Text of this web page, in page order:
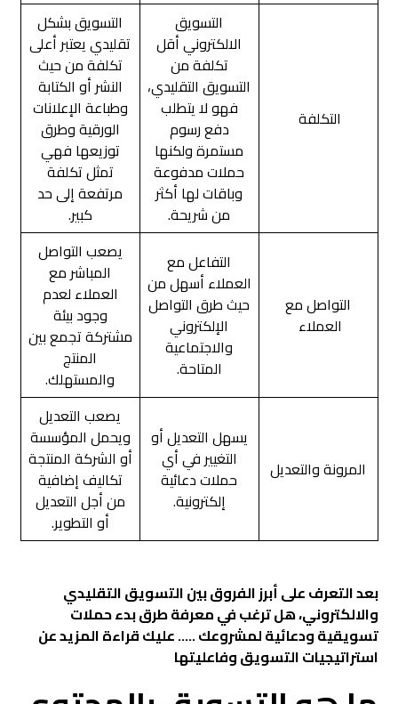
التكلفة
التسويق
الالكتروني أقل
تكلفة من
التسويق التقليدي،
فهو لا يتطلب
دفع رسوم
مستمرة ولكنها
حملات مدفوعة
وباقات لها أكثر
من شريحة.
التسويق بشكل
تقليدي يعتبر أعلى
تكلفة من حيث
النشر أو الكتابة
وطباعة الإعلانات
الورقية وطرق
توزيعها فهي
تمثل تكلفة
مرتفعة إلى حد
كبير.
التواصل مع
العملاء
التفاعل مع
العملاء أسهل من
حيث طرق التواصل
الإلكتروني
والاجتماعية
المتاحة.
يصعب التواصل
المباشر مع
العملاء لعدم
وجود بيئة
مشتركة تجمع بين
المنتج
والمستهلك.
المرونة والتعديل
يسهل التعديل أو
التغيير في أي
حملات دعائية
إلكترونية.
يصعب التعديل
ويحمل المؤسسة
أو الشركة المنتجة
تكاليف إضافية
من أجل التعديل
أو التطوير.
بعد التعرف على أبرز الفروق بين التسويق التقليدي
والالكتروني، هل ترغب في معرفة طرق بدء حملات
تسويقية ودعائية لمشروعك ….. عليك قراءة المزيد عن
استراتيجيات التسويق وفاعليتها